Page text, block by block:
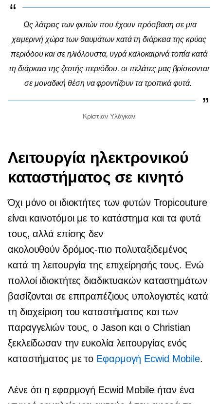
Ως λάτρεις των φυτών που έχουν πρόσβαση σε μια
χειμερινή χώρα των θαυμάτων κατά τη διάρκεια της κρύας
περιόδου και σε ηλιόλουστα, υγρά καλοκαιρινά τοπία κατά
τη διάρκεια της ζεστής περιόδου, οι πελάτες μας βρίσκονται
σε μοναδική θέση να φροντίζουν τα τροπικά φυτά.
Κρίστιαν Υλάγκαν
Λειτουργία ηλεκτρονικού
καταστήματος σε κινητό
Όχι μόνο οι ιδιοκτήτες των φυτών Tropicouture
είναι καινοτόμοι με το κατάστημα και τα φυτά
τους, αλλά επίσης δεν
ακολουθούν δρόμος-πιο πολυταξιδεμένος
κατά τη λειτουργία της επιχείρησής τους. Ενώ
πολλοί ιδιοκτήτες διαδικτυακών καταστημάτων
βασίζονται σε επιτραπέζιους υπολογιστές κατά
τη διαχείριση του καταστήματος και των
παραγγελιών τους, ο Jason και ο Christian
ξεκλείδωσαν την ευκολία λειτουργίας ενός
καταστήματος με το Εφαρμογή Ecwid Mobile.
Λένε ότι η εφαρμογή Ecwid Mobile ήταν ένα